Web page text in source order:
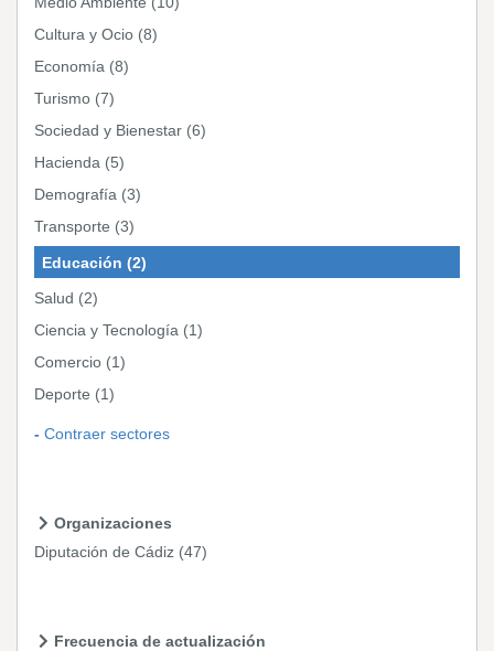
Cultura y Ocio (8)
Economía (8)
Turismo (7)
Sociedad y Bienestar (6)
Hacienda (5)
Demografía (3)
Transporte (3)
Educación (2)
Salud (2)
Ciencia y Tecnología (1)
Comercio (1)
Deporte (1)
Contraer sectores
Organizaciones
Diputación de Cádiz (47)
Frecuencia de actualización